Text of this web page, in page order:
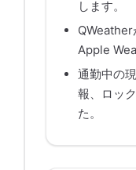
します。
QWeather
Apple
通勤中の
報、ロッ
た。